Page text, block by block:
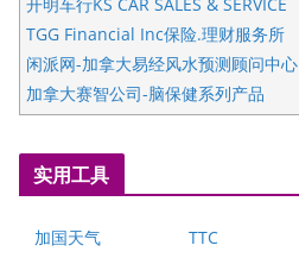
TGG Financial Inc保险.理财服务所
闲派网-加拿大易经风水预测顾问中心
加拿大赛智公司-脑保健系列产品
五星国艺拍卖及评估公司
国际注册执业营养师公会
爱德华连锁酒店万锦分店
健健宝公司
实用工具
加国天气 TTC